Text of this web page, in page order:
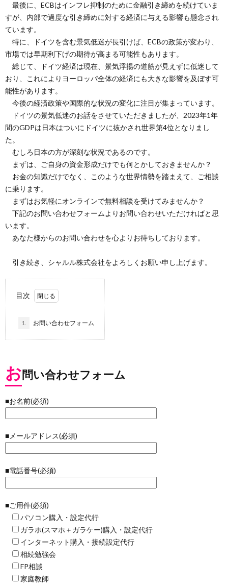
最後に、ECBはインフレ抑制のために金融引き締めを続けていま
すが、内部で過度な引き締めに対する経済に与える影響も懸念され
ています。
特に、ドイツを含む景気低迷が長引けば、ECBの政策が変わり、
市場では早期利下げの期待が高まる可能性もあります。
総じて、ドイツ経済は現在、景気浮揚の道筋が見えずに低迷して
おり、これによりヨーロッパ全体の経済にも大きな影響を及ぼす可
能性があります。
今後の経済政策や国際的な状況の変化に注目が集まっています。
ドイツの景気低迷のお話をさせていただきましたが、2023年1年
間のGDPは日本はついにドイツに抜かされ世界第4位となりまし
た。
むしろ日本の方が深刻な状況であるのです。
まずは、ご自身の資金形成だけでも何とかしておきませんか？
お金の知識だけでなく、このような世界情勢を踏まえて、ご相談
に乗ります。
まずはお気軽にオンラインで無料相談を受けてみませんか？
下記のお問い合わせフォームよりお問い合わせいただければと思
います。
あなた様からのお問い合わせを心よりお待ちしております。
引き続き、シャルル株式会社をよろしくお願い申し上げます。
目次
1. お問い合わせフォーム
お問い合わせフォーム
■お名前(必須)
■メールアドレス(必須)
■電話番号(必須)
■ご用件(必須)
パソコン購入・設定代行
ガラホ(スマホ＋ガラケー)購入・設定代行
インターネット購入・接続設定代行
相続勉強会
FP相談
家庭教師